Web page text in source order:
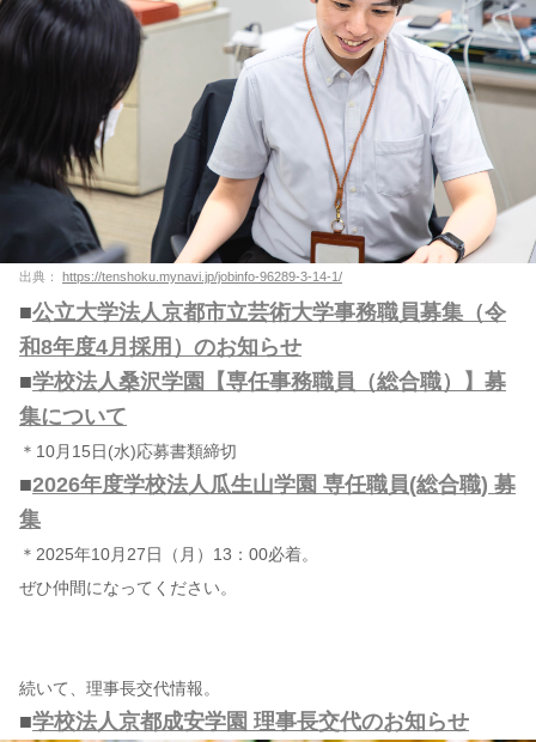
出典： https://tenshoku.mynavi.jp/jobinfo-96289-3-14-1/
■公立大学法人京都市立芸術大学事務職員募集（令
和8年度4月採用）のお知らせ
■学校法人桑沢学園【専任事務職員（総合職）】募
集について
＊10月15日(水)応募書類締切
■2026年度学校法人瓜生山学園 専任職員(総合職) 募
集
＊2025年10月27日（月）13：00必着。
ぜひ仲間になってください。
続いて、理事長交代情報。
■学校法人京都成安学園 理事長交代のお知らせ